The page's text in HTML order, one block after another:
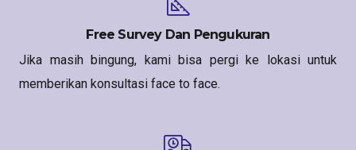
Free Survey Dan Pengukuran
Jika masih bingung, kami bisa pergi ke lokasi untuk
memberikan konsultasi face to face.